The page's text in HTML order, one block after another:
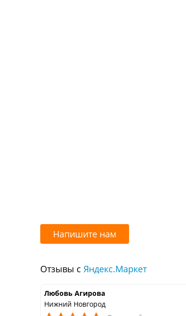
Напишите нам
Отзывы с Яндекс.Маркет
Любовь Агирова
Нижний Новгород